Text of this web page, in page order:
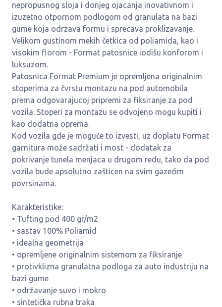
nepropusnog sloja i donjeg ojacanja inovativnom i
izuzetno otpornom podlogom od granulata na bazi
gume koja odrzava formu i sprecava proklizavanje.
Velikom gustinom mekih četkica od poliamida, kao i
visokim florom - Format patosnice iodišu konforom i
luksuzom.
Patosnica Format Premium je opremljena originalnim
stoperima za čvrstu montazu na pod automobila
prema odgovarajucoj pripremi za fiksiranje za pod
vozila. Stoperi za montazu se odvojeno mogu kupiti i
kao dodatna oprema.
Kod vozila gde je moguće to izvesti, uz doplatu Format
garnitura može sadržati i most - dodatak za
pokrivanje tunela menjaca u drugom redu, tako da pod
vozila bude apsolutno zašticen na svim gazećim
povrsinama.
Karakteristike:
• Tufting pod 400 gr/m2
• sastav 100% Poliamid
• idealna geometrija
• opremljene originalnim sistemom za fiksiranje
• protivklizna granulatna podloga za auto industriju na
bazi gume
• održavanje suvo i mokro
• sintetička rubna traka